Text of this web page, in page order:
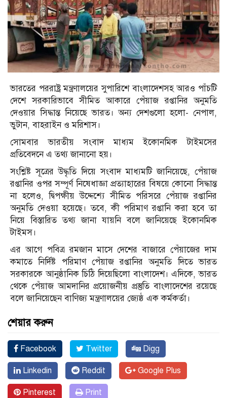
ভারতের পররাষ্ট্র মন্ত্রণালয়ের সুপারিশে বাংলাদেশসহ আরও পাঁচটি
দেশে সরকারিভাবে সীমিত আকারে পেঁয়াজ রপ্তানির অনুমতি
দেওয়ার সিদ্ধান্ত নিয়েছে ভারত। অন্য দেশগুলো হলো- নেপাল,
ভুটান, বাহরাইন ও মরিশাস।
সোমবার ভারতীয় সংবাদ মাধ্যম ইকোনমিক টাইমসের
প্রতিবেদনে এ তথ্য জানানো হয়।
সংশ্লিষ্ট সূত্রের উদ্ধৃতি দিয়ে সংবাদ মাধ্যমটি জানিয়েছে, পেঁয়াজ
রপ্তানির ওপর সম্পূর্ণ নিষেধাজ্ঞা প্রত্যাহারের বিষয়ে কোনো সিদ্ধান্ত
না হলেও, দ্বিপক্ষীয় উদ্দেশ্যে সীমিত পরিসরে পেঁয়াজ রপ্তানির
অনুমতি দেওয়া হয়েছে। তবে, কী পরিমাণ রপ্তানি করা হবে তা
নিয়ে বিস্তারিত তথ্য জানা যায়নি বলে জানিয়েছে ইকোনমিক
টাইমস।
এর আগে পবিত্র রমজান মাসে দেশের বাজারে পেঁয়াজের দাম
কমাতে নির্দিষ্ট পরিমাণ পেঁয়াজ রপ্তানির অনুমতি দিতে ভারত
সরকারকে আনুষ্ঠানিক চিঠি দিয়েছিলো বাংলাদেশ। এদিকে, ভারত
থেকে পেঁয়াজ আমদানির প্রয়োজনীয় প্রস্তুতি বাংলাদেশের রয়েছে
বলে জানিয়েছেন বাণিজ্য মন্ত্রণালয়ের জ্যেষ্ঠ এক কর্মকর্তা।
শেয়ার করুন
Facebook Twitter Digg
Linkedin Reddit Google Plus
Pinterest Print